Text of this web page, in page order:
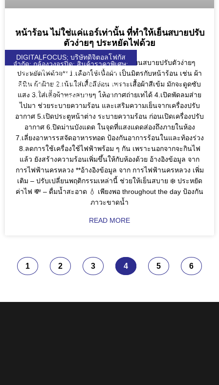
DIGITALFOCUS; บริษัทดิจิตอลโฟกัส
จำกัด; กล้องวงจรปิด; สินค้าราคาพิเศษ;
HIKVISION; UNIARCH; UNIVIEW;
WULIAN; ZKTECO; DJI; KEENON;
SEAGATE; VIVOTEK; VIEWSONIC;
DGF; SOLAR; SOLARCELL;
QUICKTRONL;
หน้าร้อน ไม่ใช่แค่แอร์เท่านั้น ที่ทำให้เย็นสบายปรับ
ตัวง่ายๆ ประหยัดไฟด้วย
หน้าร้อน ไม่ใช่แค่แอร์เท่านั้น ที่ทำให้เย็นสบายปรับตัวง่ายๆ
ประหยัดไฟด้วย** 1.เลือกใช้เนื้อผ้า เป็นมิตรกับหน้าร้อน เช่น ผ้า
ลินิน ผ้าฝ้าย 2.เน้นใส่เสื้อสีอ่อน เพราะเสื้อผ้าสีเข้ม มักจะดูดซับ
แสง 3.ใส่เสื้อผ้าทรงสบายๆ ให้อากาศถ่ายเทได้ 4.เปิดพัดลมส่าย
ไปมา ช่วยระบายความร้อน และเสริมความเย็นจากเครื่องปรับ
อากาศ 5.เปิดประตูหน้าต่าง ระบายความร้อน ก่อนเปิดเครื่องปรับ
อากาศ 6.ปิดม่านบังแดด ในจุดที่แสงแดดส่องถึงภายในห้อง
7.เลี่ยงอาหารรสจัดอาหารทอด ป้องกันอาการร้อนในและท้องร่วง
8.ลดการใช้เครื่องใช้ไฟฟ้าพร้อม ๆ กัน เพราะนอกจากจะกินไฟ
แล้ว ยังสร้างความร้อนเพิ่มขึ้นให้กับห้องด้วย อ้างอิงข้อมูล จาก
การไฟฟ้านครหลวง **อ้างอิงข้อมูล จาก การไฟฟ้านครหลวง เพิ่ม
เติม – ปรับเปลี่ยนพฤติกรรมเหล่านี้ ช่วยให้เย็นสบาย ❄️ ประหยัด
ค่าไฟ 💸 – ดื่มน้ำสะอาด 💧 เพียงพอ throughout the day ป้องกัน
ภาวะขาดน้ำ
READ MORE
1 2 3 4 5 6